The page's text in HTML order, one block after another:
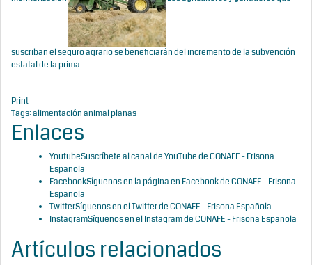
suscriban el seguro agrario se beneficiarán del incremento de la subvención
estatal de la prima
Print
Tags:alimentación animalplanas
Enlaces
YoutubeSuscríbete al canal de YouTube de CONAFE - Frisona
Española
FacebookSíguenos en la página en Facebook de CONAFE - Frisona
Española
TwitterSíguenos en el Twitter de CONAFE - Frisona Española
InstagramSíguenos en el Instagram de CONAFE - Frisona Española
Artículos relacionados